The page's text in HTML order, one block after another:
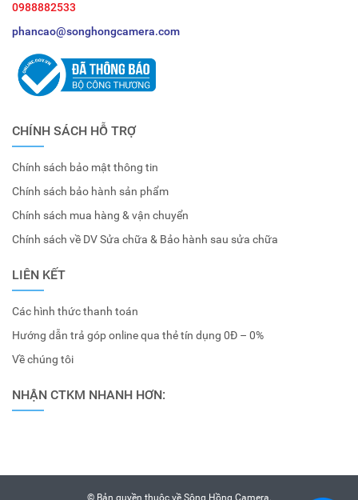
0988882533
phancao@songhongcamera.com
CHÍNH SÁCH HỖ TRỢ
Chính sách bảo mật thông tin
Chính sách bảo hành sản phẩm
Chính sách mua hàng & vận chuyển
Chính sách về DV Sửa chữa & Bảo hành sau sửa chữa
LIÊN KẾT
Các hình thức thanh toán
Hướng dẫn trả góp online qua thẻ tín dụng 0Đ – 0%
Về chúng tôi
NHẬN CTKM NHANH HƠN:
© Bản quyền thuộc về Sông Hồng Camera.